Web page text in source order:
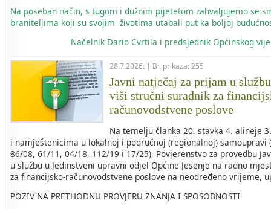
Na poseban način, s tugom i dužnim pijetetom zahvaljujemo se
braniteljima koji su svojim životima utabali put ka boljoj
Načelnik Dario Cvrtila i predsjednik Općinskog
28.7.2026. | Br. prikaza: 255
Javni natječaj za prijam u
viši stručni suradnik za
računovodstvene poslove
Na temelju članka 20. stavka 4. alineje
i namještenicima u lokalnoj i područnoj (regionalnoj) samoupravi
86/08, 61/11, 04/18, 112/19 i 17/25), Povjerenstvo za provedbu
u službu u Jedinstveni upravni odjel Općine Jesenje na radno
za financijsko-računovodstvene poslove na neodređeno vrijeme,
POZIV NA PRETHODNU PROVJERU ZNANJA I SPOSOBNOSTI